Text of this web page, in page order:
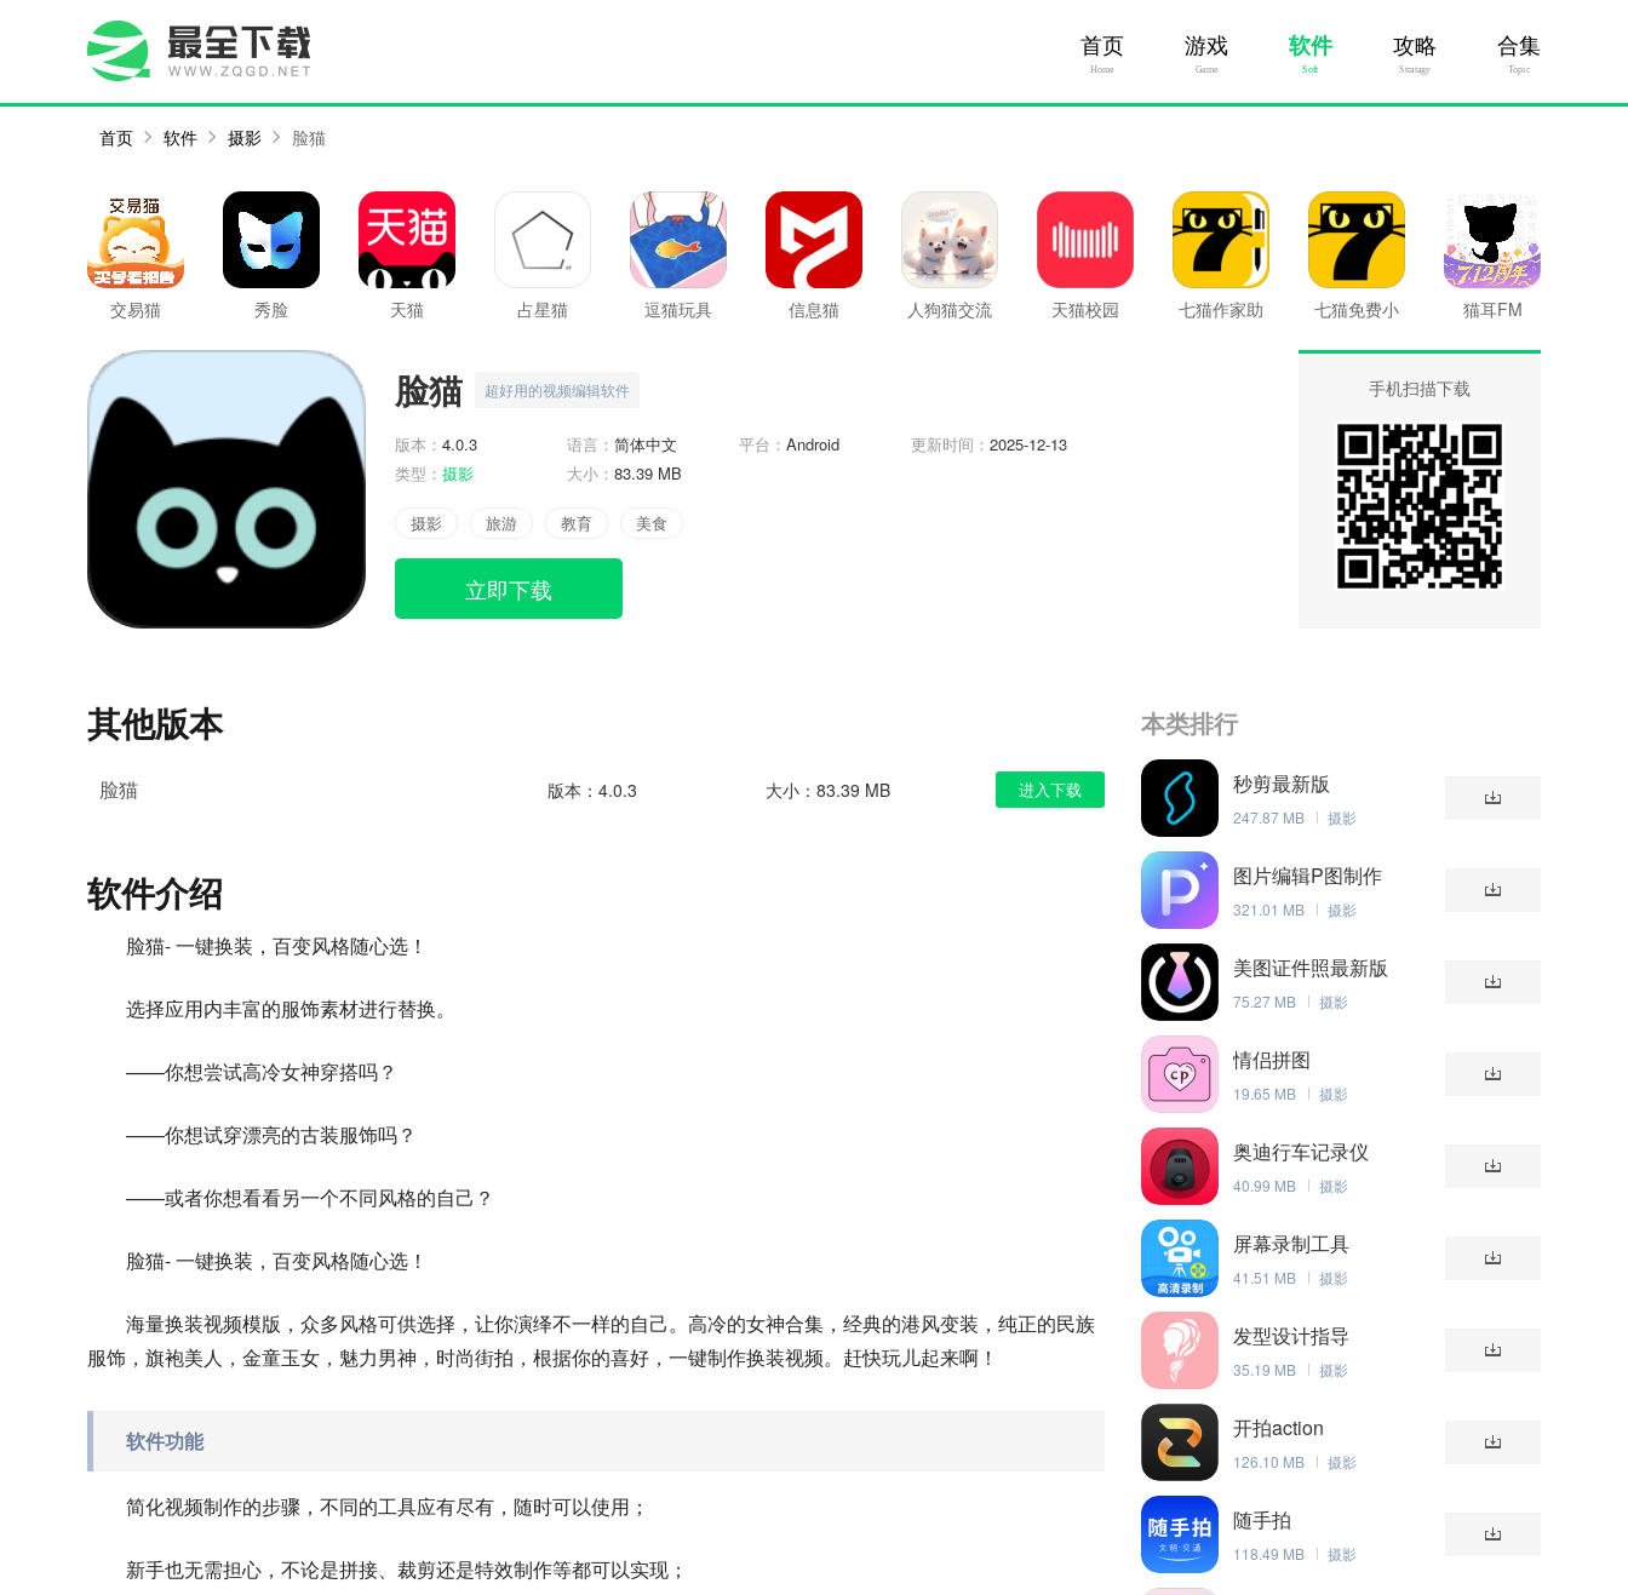
首页
Home
游戏
Game
软件
Soft
攻略
Stratagy
合集
Topic
首页 软件 摄影 脸猫
交易猫
秀脸
天猫 占星猫 逗猫玩具 信息猫
人狗猫交流
天猫校园
七猫作家助
七猫免费小
猫耳FM
手机扫描下载
脸猫 超好用的视频编辑软件
版本： 4.0.3 语言： 简体中文 平台： Android 更新时间： 2025-12-13
类型： 摄影 大小： 83.39 MB
摄影 旅游 教育 美食
立即下载
其他版本
脸猫 版本：4.0.3 大小：83.39 MB 进入下载
软件介绍
脸猫- 一键换装，百变风格随心选！
选择应用内丰富的服饰素材进行替换。
——你想尝试高冷女神穿搭吗？
——你想试穿漂亮的古装服饰吗？
——或者你想看看另一个不同风格的自己？
脸猫- 一键换装，百变风格随心选！
海量换装视频模版，众多风格可供选择，让你演绎不一样的自己。高冷的女神合集，经典的港风变装，纯正的民族
服饰，旗袍美人，金童玉女，魅力男神，时尚街拍，根据你的喜好，一键制作换装视频。赶快玩儿起来啊！
软件功能
简化视频制作的步骤，不同的工具应有尽有，随时可以使用；
新手也无需担心，不论是拼接、裁剪还是特效制作等都可以实现；
本类排行
秒剪最新版
247.87 MB 摄影
图片编辑P图制作
321.01 MB 摄影
美图证件照最新版
75.27 MB 摄影
情侣拼图
19.65 MB 摄影
奥迪行车记录仪
40.99 MB 摄影
屏幕录制工具
41.51 MB 摄影
发型设计指导
35.19 MB 摄影
开拍action
126.10 MB 摄影
随手拍
118.49 MB 摄影